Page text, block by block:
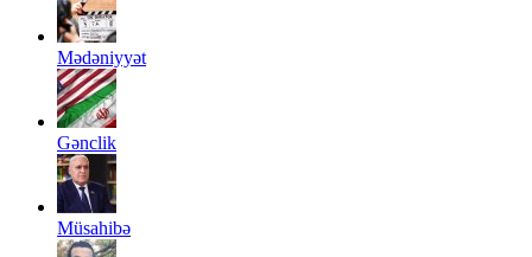
Mədəniyyət
Gənclik
Müsahibə